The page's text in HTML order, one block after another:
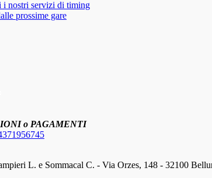
i nostri servizi di timing
prossime gare
o PAGAMENTI
L. e Sommacal C. - Via Orzes, 148 - 32100